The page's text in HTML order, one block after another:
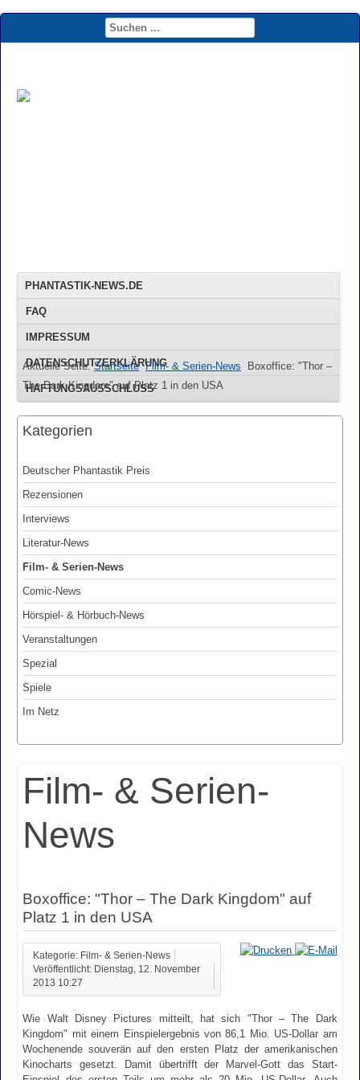
PHANTASTIK-NEWS.DE
FAQ
IMPRESSUM
DATENSCHUTZERKLÄRUNG
HAFTUNGSAUSSCHLUSS
Aktuelle Seite:Startseite Film- & Serien-News
Boxoffice: "Thor –
The Dark Kingdom" auf Platz 1 in den USA
Kategorien
Deutscher Phantastik Preis
Rezensionen
Interviews
Literatur-News
Film- & Serien-News
Comic-News
Hörspiel- & Hörbuch-News
Veranstaltungen
Spezial
Spiele
Im Netz
Film- & Serien-
News
Boxoffice: "Thor – The Dark Kingdom" auf
Platz 1 in den USA
Kategorie: Film- & Serien-News
Veröffentlicht: Dienstag, 12. November
2013 10:27
Wie Walt Disney Pictures mitteilt, hat sich "Thor – The Dark
Kingdom" mit einem Einspielergebnis von 86,1 Mio. US-Dollar am
Wochenende souverän auf den ersten Platz der amerikanischen
Kinocharts gesetzt. Damit übertrifft der Marvel-Gott das Start-